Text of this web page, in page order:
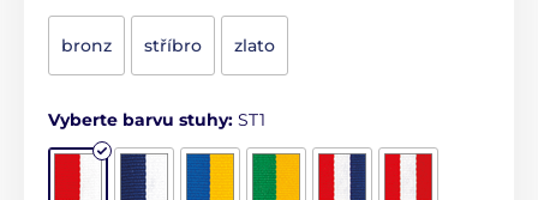
bronz stříbro zlato
Vyberte barvu stuhy: ST1